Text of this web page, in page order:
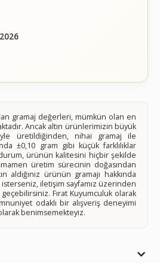
gramaj değerleri, mümkün olan en
Ancak altın ürünlerimizin büyük
üretildiğinden, nihai gramaj ile
±0,10 gram gibi küçük farklılıklar
ürünün kalitesini hiçbir şekilde
üretim sürecinin doğasından
aldığınız ürünün gramajı hakkında
isterseniz, iletişim sayfamız üzerinden
Fırat Kuyumculuk olarak
odaklı bir alışveriş deneyimi
benimsemekteyiz.